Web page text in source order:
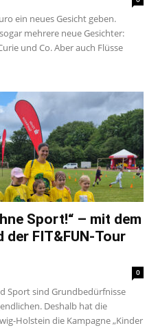
ein neues Gesicht geben.
mehrere neue Gesichter:
und Co. Aber auch Flüsse
Sport!“ – mit dem
der FIT&FUN-Tour
0
Sport sind Grundbedürfnisse
Deshalb hat die
Holstein die Kampagne „Kinder